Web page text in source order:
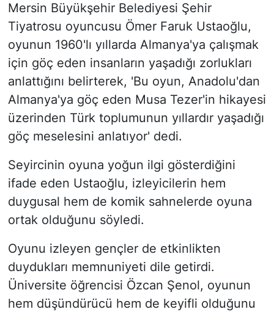
Mersin Büyükşehir Belediyesi Şehir
Tiyatrosu oyuncusu Ömer Faruk Ustaoğlu,
oyunun 1960'lı yıllarda Almanya'ya çalışmak
için göç eden insanların yaşadığı zorlukları
anlattığını belirterek, 'Bu oyun, Anadolu'dan
Almanya'ya göç eden Musa Tezer'in hikayesi
üzerinden Türk toplumunun yıllardır yaşadığı
göç meselesini anlatıyor' dedi.
Seyircinin oyuna yoğun ilgi gösterdiğini
ifade eden Ustaoğlu, izleyicilerin hem
duygusal hem de komik sahnelerde oyuna
ortak olduğunu söyledi.
Oyunu izleyen gençler de etkinlikten
duydukları memnuniyeti dile getirdi.
Üniversite öğrencisi Özcan Şenol, oyunun
hem düşündürücü hem de keyifli olduğunu